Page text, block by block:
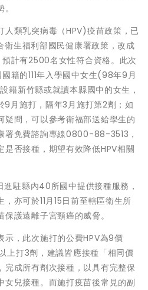
人類乳突病毒（HPV)疫苗政策，已
生福利部國民健康署政策，改成
計有2500名女性符合資格。此次
籍的111年入學國中女生(98年9月
籍新竹縣或就讀本縣國中的女生，
9月施打，隔年3月施打第2劑；如
疑問，可以參考衛福部送給學生的
署免費諮詢專線0800-88-3513，
否接種，期望有效降低HPV相關
駐縣內40所國中提供接種服務，
亦可於11月15日前至轄區衛生所
護遠離子宮頸癌的威脅。
示，此次施打的公費HPV為9價
上打3劑，建議皆應接種「相同價
完成所有劑次接種，以具有完整保
女兒接種。而施打疫苗後常見的副